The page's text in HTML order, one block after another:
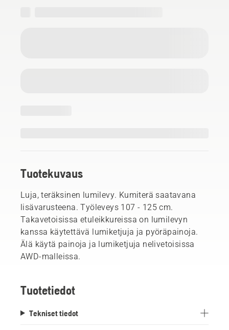
Tuotekuvaus
Luja, teräksinen lumilevy. Kumiterä saatavana
lisävarusteena. Työleveys 107 - 125 cm.
Takavetoisissa etuleikkureissa on lumilevyn
kanssa käytettävä lumiketjuja ja pyöräpainoja.
Älä käytä painoja ja lumiketjuja nelivetoisissa
AWD-malleissa.
Tuotetiedot
Tekniset tiedot